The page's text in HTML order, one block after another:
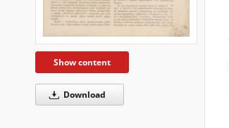
Show content
Download